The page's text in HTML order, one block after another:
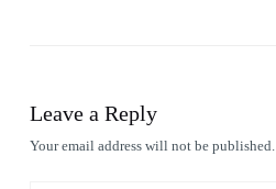
Leave a Reply
Your email address will not be published.